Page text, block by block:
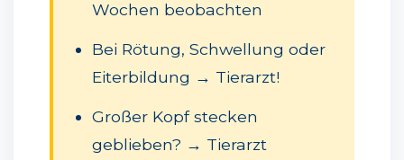
Wochen beobachten
Bei Rötung, Schwellung oder
Eiterbildung → Tierarzt!
Großer Kopf stecken
geblieben? → Tierarzt